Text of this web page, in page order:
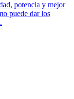
potencia y mejor
puede dar los